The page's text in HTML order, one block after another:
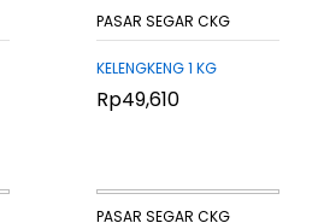
PASAR SEGAR CKG
KELENGKENG 1 KG
Rp49,610
Rp49,610
PASAR SEGAR CKG